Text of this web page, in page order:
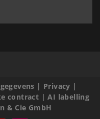
| Privacy |
contract |AI labelling
& Cie GmbH